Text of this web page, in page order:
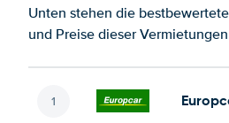
Unten stehen die
und Preise dieser